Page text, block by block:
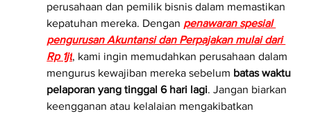
perusahaan dan pemilik bisnis dalam memastikan
kepatuhan mereka. Dengan penawaran spesial
pengurusan Akuntansi dan Perpajakan mulai dari
Rp 1jt, kami ingin memudahkan perusahaan dalam
mengurus kewajiban mereka sebelum batas waktu
pelaporan yang tinggal 6 hari lagi. Jangan biarkan
keengganan atau kelalaian mengakibatkan